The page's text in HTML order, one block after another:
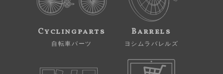
Cyclingparts
自転車パーツ
Barrels
ヨシムラバレルズ